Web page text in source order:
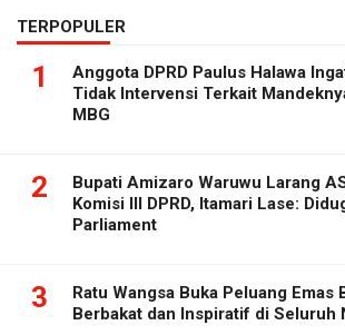
TERPOPULER
1
Anggota DPRD Paulus Halawa
Tidak Intervensi Terkait
MBG
2
Bupati Amizaro Waruwu Larang
Komisi III DPRD, Itamari Lase:
Parliament
3
Ratu Wangsa Buka Peluang Emas
Berbakat dan Inspiratif di Seluruh